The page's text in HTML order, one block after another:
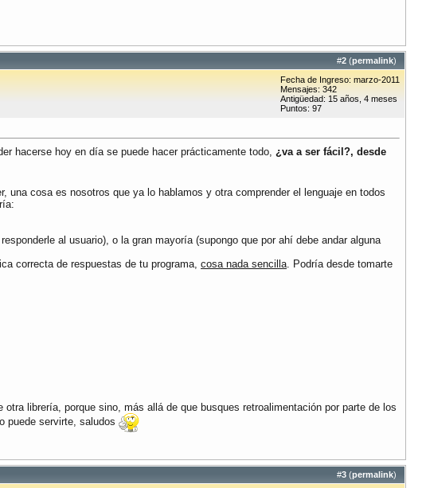
#2 (permalink)
Fecha de Ingreso: marzo-2011
Mensajes: 342
Antigüedad: 15 años, 4 meses
Puntos: 97
hacerse hoy en día se puede hacer prácticamente todo, ¿va a ser fácil?, desde
cosa es nosotros que ya lo hablamos y otra comprender el lenguaje en todos
al usuario), o la gran mayoría (supongo que por ahí debe andar alguna
correcta de respuestas de tu programa, cosa nada sencilla. Podría desde tomarte
librería, porque sino, más allá de que busques retroalimentación por parte de los
puede servirte, saludos
#3 (permalink)